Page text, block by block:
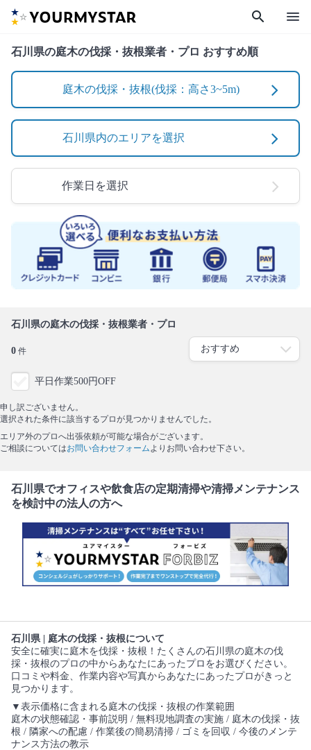
search menu
石川県の庭木の伐採・抜根業者・プロ おすすめ順
庭木の伐採・抜根(伐採：高さ3~5m)
石川県内のエリアを選択
作業日を選択
石川県の庭木の伐採・抜根業者・プロ
0 件
平日作業500円OFF
申し訳ございません。
選択された条件に該当するプロが見つかりませんでした。
エリア外のプロへ出張依頼が可能な場合がございます。
ご相談についてはお問い合わせフォーム よりお問い合わせ下さい。
石川県でオフィスや飲食店の定期清掃や清掃メンテナンス
を検討中の法人の方へ
石川県 | 庭木の伐採・抜根について
安全に確実に庭木を伐採・抜根！たくさんの石川県の庭木の伐
採・抜根のプロの中からあなたにあったプロをお選びください。
口コミや料金、作業内容や写真からあなたにあったプロがきっと
見つかります。
▼表示価格に含まれる庭木の伐採・抜根の作業範囲
庭木の状態確認・事前説明 / 無料現地調査の実施 / 庭木の伐採・抜
根 / 隣家への配慮 / 作業後の簡易清掃 / ゴミを回収 / 今後のメンテ
ナンス方法の教示